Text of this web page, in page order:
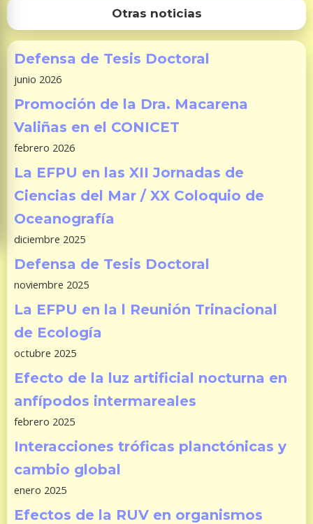
Otras noticias
Defensa de Tesis Doctoral
junio 2026
Promoción de la Dra. Macarena
Valiñas en el CONICET
febrero 2026
La EFPU en las XII Jornadas de
Ciencias del Mar / XX Coloquio de
Oceanografía
diciembre 2025
Defensa de Tesis Doctoral
noviembre 2025
La EFPU en la l Reunión Trinacional
de Ecología
octubre 2025
Efecto de la luz artificial nocturna en
anfípodos intermareales
febrero 2025
Interacciones tróficas planctónicas y
cambio global
enero 2025
Efectos de la RUV en organismos